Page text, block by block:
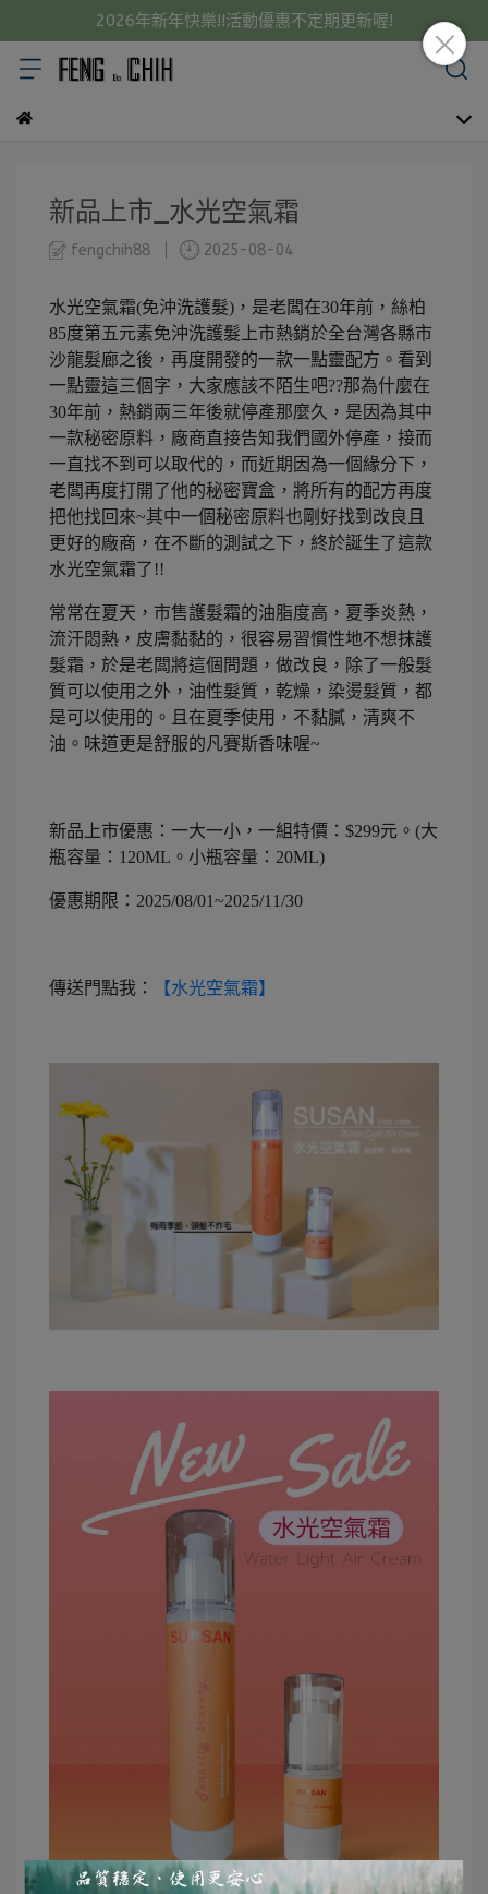
2026年新年快樂!!活動優惠不定期更新喔!
新品上市_水光空氣霜
fengchih88 2025-08-04
水光空氣霜(免沖洗護髮)，是老闆在30年前，絲柏
85度第五元素免沖洗護髮上市熱銷於全台灣各縣市
沙龍髮廊之後，再度開發的一款一點靈配方。看到
一點靈這三個字，大家應該不陌生吧??那為什麼在
30年前，熱銷兩三年後就停產那麼久，是因為其中
一款秘密原料，廠商直接告知我們國外停產，接而
一直找不到可以取代的，而近期因為一個緣分下，
老闆再度打開了他的秘密寶盒，將所有的配方再度
把他找回來~其中一個秘密原料也剛好找到改良且
更好的廠商，在不斷的測試之下，終於誕生了這款
水光空氣霜了!!
常常在夏天，市售護髮霜的油脂度高，夏季炎熱，
流汗悶熱，皮膚黏黏的，很容易習慣性地不想抹護
髮霜，於是老闆將這個問題，做改良，除了一般髮
質可以使用之外，油性髮質，乾燥，染燙髮質，都
是可以使用的。且在夏季使用，不黏膩，清爽不
油。味道更是舒服的凡賽斯香味喔~
新品上市優惠：一大一小，一組特價：$299元。(大
瓶容量：120ML。小瓶容量：20ML)
優惠期限：2025/08/01~2025/11/30
傳送門點我： 【水光空氣霜】